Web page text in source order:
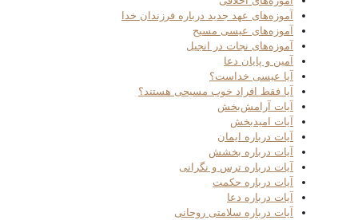
آموزه‌های عهد جدید درباره فرزندان خدا
آموزه‌های عیسی مسیح
آموزه‌های نجات در انجیل
آمین و پایان دعا
آیا عیسی خداست؟
آیا فقط افراد خوب مسیحی هستند؟
آیات آرامش‌بخش
آیات امیدبخش
آیات درباره ایمان
آیات درباره بخشش
آیات درباره ترس و نگرانی
آیات درباره حکمت
آیات درباره دعا
آیات درباره سلامتی روحانی